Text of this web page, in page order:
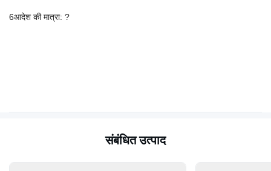
6आदेश की मात्रा: ?
संबंधित उत्पाद